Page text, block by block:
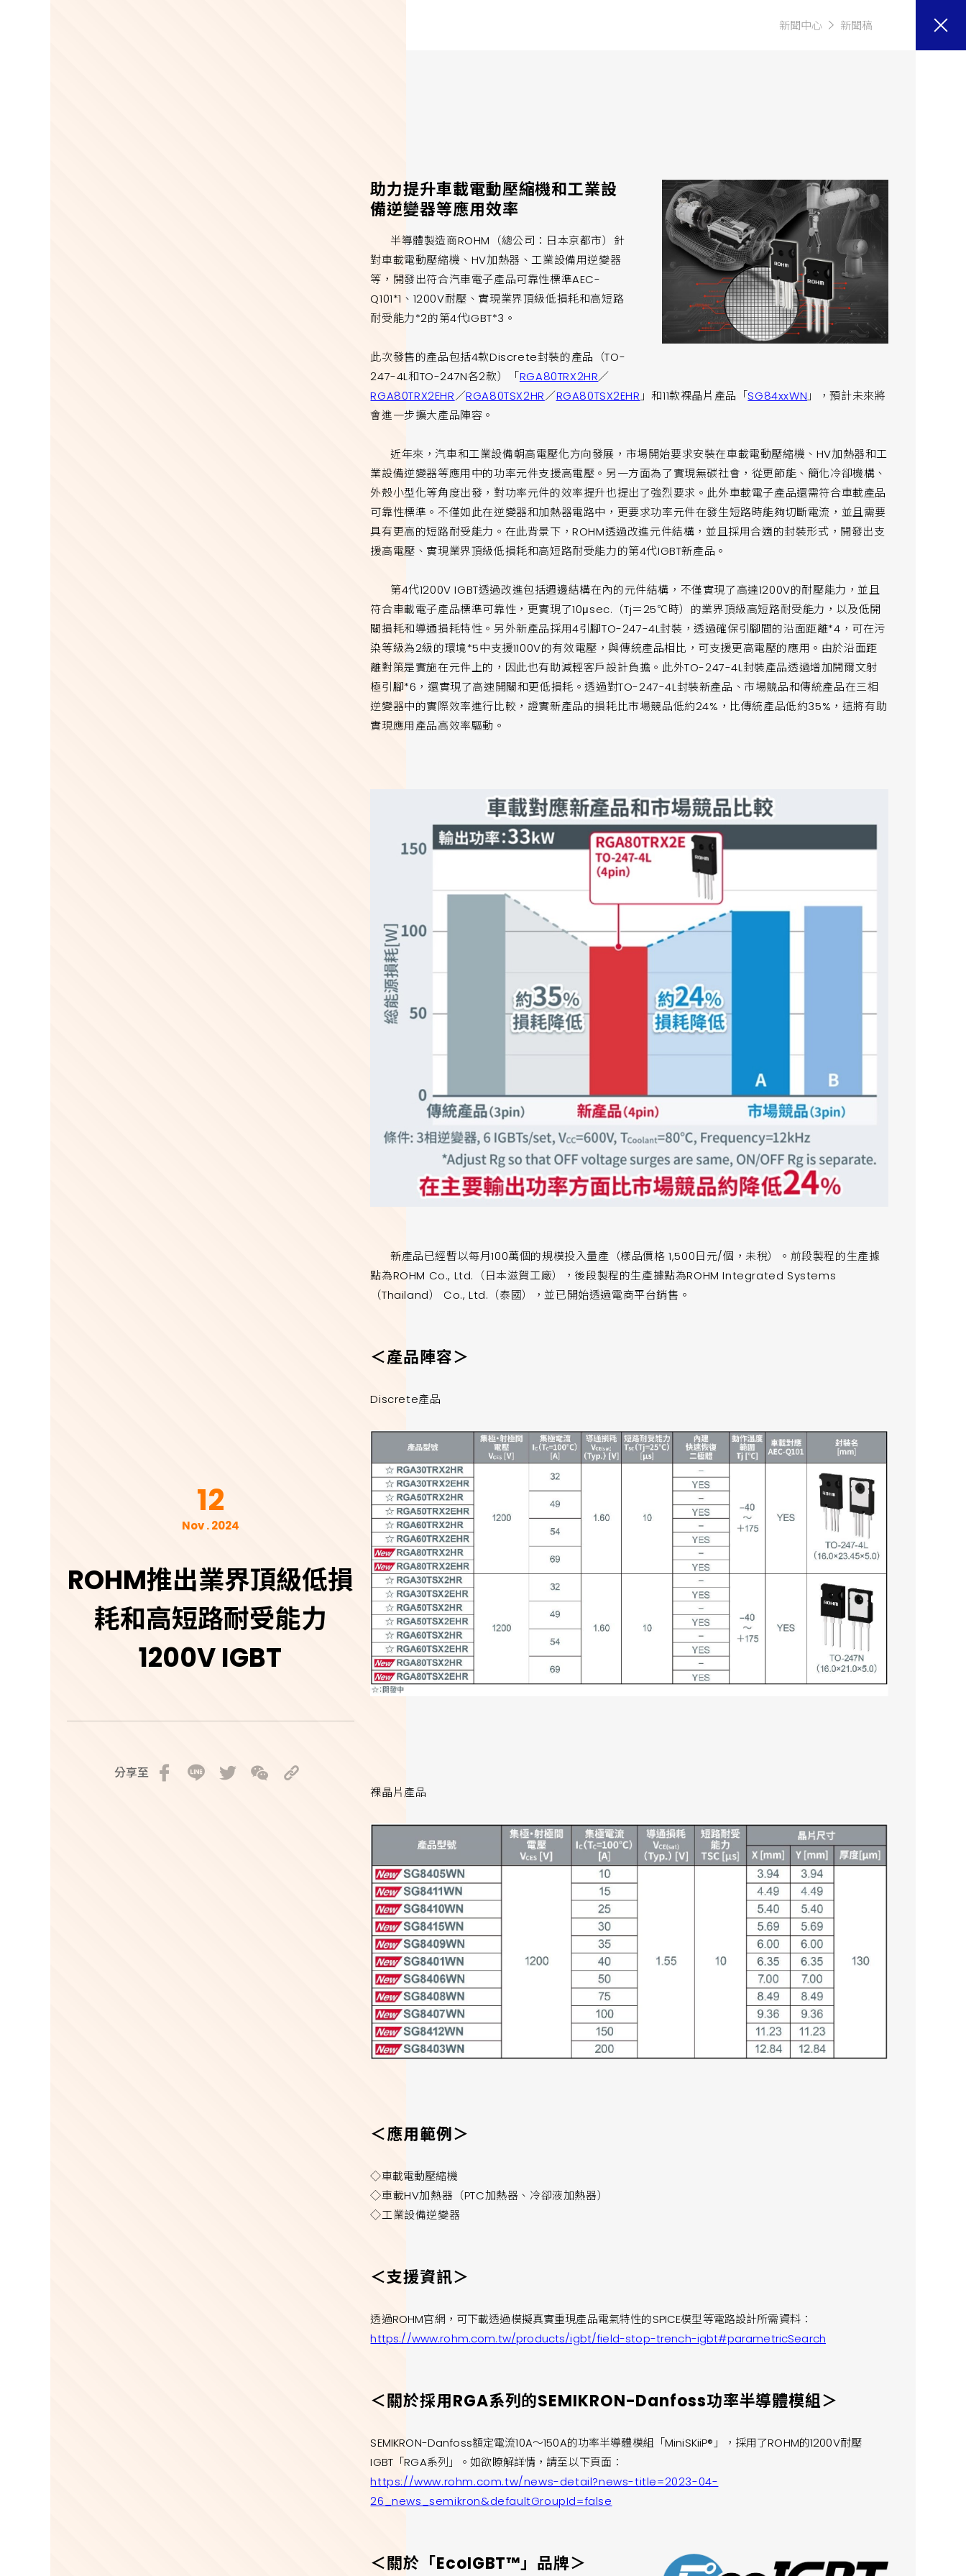
新聞中心 新聞稿
12
Nov . 2024
ROHM推出業界頂級低損
耗和高短路耐受能力
1200V IGBT
分享至
助力提升車載電動壓縮機和工業設
備逆變器等應用效率
半導體製造商ROHM（總公司：日本京都市）針
對車載電動壓縮機、HV加熱器、工業設備用逆變器
等，開發出符合汽車電子產品可靠性標準AEC-
Q101*1、1200V耐壓、實現業界頂級低損耗和高短路
耐受能力*2的第4代IGBT*3。
此次發售的產品包括4款Discrete封裝的產品（TO-
247-4L和TO-247N各2款）「RGA80TRX2HR／
RGA80TRX2EHR／RGA80TSX2HR／RGA80TSX2EHR 」和11款裸晶片產品「SG84xxWN 」，預計未來將
會進一步擴大產品陣容。
近年來，汽車和工業設備朝高電壓化方向發展，市場開始要求安裝在車載電動壓縮機、HV加熱器和工
業設備逆變器等應用中的功率元件支援高電壓。另一方面為了實現無碳社會，從更節能、簡化冷卻機構、
外殼小型化等角度出發，對功率元件的效率提升也提出了強烈要求。此外車載電子產品還需符合車載產品
可靠性標準。不僅如此在逆變器和加熱器電路中，更要求功率元件在發生短路時能夠切斷電流，並且需要
具有更高的短路耐受能力。在此背景下，ROHM透過改進元件結構，並且採用合適的封裝形式，開發出支
援高電壓、實現業界頂級低損耗和高短路耐受能力的第4代IGBT新產品。
第4代1200V IGBT透過改進包括週邊結構在內的元件結構，不僅實現了高達1200V的耐壓能力，並且
符合車載電子產品標準可靠性，更實現了10μsec.（Tj＝25℃時）的業界頂級高短路耐受能力，以及低開
關損耗和導通損耗特性。另外新產品採用4引腳TO-247-4L封裝，透過確保引腳間的沿面距離*4，可在污
染等級為2級的環境*5中支援1100V的有效電壓，與傳統產品相比，可支援更高電壓的應用。由於沿面距
離對策是實施在元件上的，因此也有助減輕客戶設計負擔。此外TO-247-4L封裝產品透過增加開爾文射
極引腳*6，還實現了高速開關和更低損耗。透過對TO-247-4L封裝新產品、市場競品和傳統產品在三相
逆變器中的實際效率進行比較，證實新產品的損耗比市場競品低約24%，比傳統產品低約35%，這將有助
實現應用產品高效率驅動。
新產品已經暫以每月100萬個的規模投入量產（樣品價格 1,500日元/個，未稅）。前段製程的生產據
點為ROHM Co., Ltd.（日本滋賀工廠），後段製程的生產據點為ROHM Integrated Systems
（Thailand） Co., Ltd.（泰國），並已開始透過電商平台銷售。
＜產品陣容＞
Discrete產品
裸晶片產品
＜應用範例＞
◇車載電動壓縮機
◇車載HV加熱器（PTC加熱器、冷卻液加熱器）
◇工業設備逆變器
＜支援資訊＞
透過ROHM官網，可下載透過模擬真實重現產品電氣特性的SPICE模型等電路設計所需資料：
https://www.rohm.com.tw/products/igbt/field-stop-trench-igbt#parametricSearch
＜關於採用RGA系列的SEMIKRON-Danfoss功率半導體模組＞
SEMIKRON-Danfoss額定電流10A～150A的功率半導體模組「MiniSKiiP®」，採用了ROHM的1200V耐壓
IGBT「RGA系列」。如欲瞭解詳情，請至以下頁面：
https://www.rohm.com.tw/news-detail?news-title=2023-04-
26_news_semikron&defaultGroupId=false
＜關於「EcoIGBT™」品牌＞